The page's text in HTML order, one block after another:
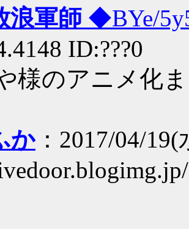
浪軍師 ◆BYe/
ID:???0
様のアニメ化
か：2017/04/19(